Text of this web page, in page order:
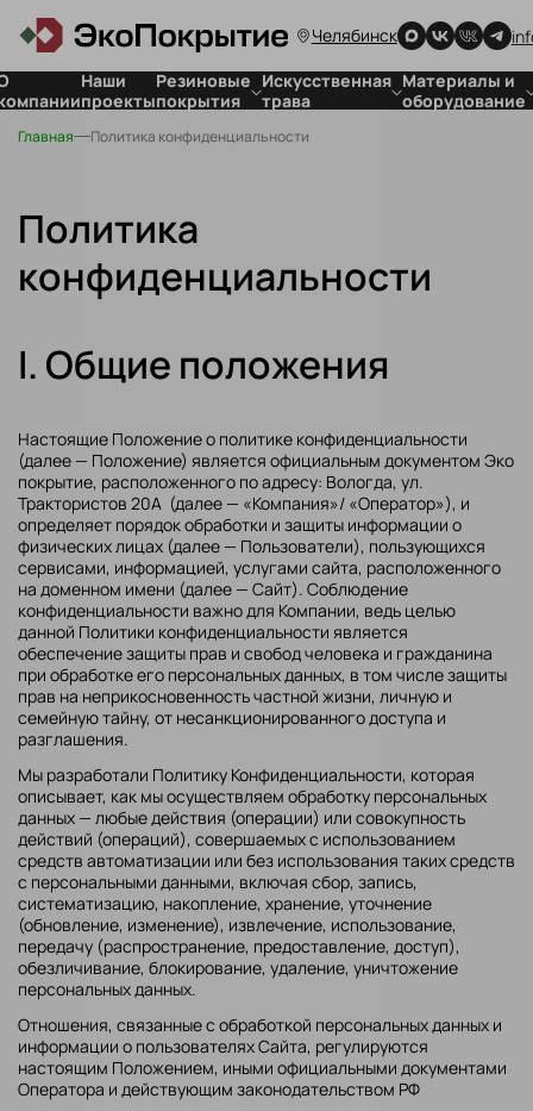
Челябинск
Наши
проекты
Резиновые
покрытия
Покрытия
спортивных
Покрытия
Резиновая
плитка
Искусственная
трава
Для стадионов
Материалы и
оборудование
Главная Политика конфиденциальности
Политика
конфиденциальности
I. Общие положения
Настоящие Положение о политике конфиденциальности
(далее — Положение) является официальным документом Эко
покрытие, расположенного по адресу: Вологда, ул.
Трактористов 20А (далее — «Компания»/ «Оператор»), и
определяет порядок обработки и защиты информации о
физических лицах (далее — Пользователи), пользующихся
сервисами, информацией, услугами сайта, расположенного
на доменном имени (далее — Сайт). Соблюдение
конфиденциальности важно для Компании, ведь целью
данной Политики конфиденциальности является
обеспечение защиты прав и свобод человека и гражданина
при обработке его персональных данных, в том числе защиты
прав на неприкосновенность частной жизни, личную и
семейную тайну, от несанкционированного доступа и
разглашения.
Мы разработали Политику Конфиденциальности, которая
описывает, как мы осуществляем обработку персональных
данных — любые действия (операции) или совокупность
действий (операций), совершаемых с использованием
средств автоматизации или без использования таких средств
с персональными данными, включая сбор, запись,
систематизацию, накопление, хранение, уточнение
(обновление, изменение), извлечение, использование,
передачу (распространение, предоставление, доступ),
обезличивание, блокирование, удаление, уничтожение
персональных данных.
Отношения, связанные с обработкой персональных данных и
информации о пользователях Сайта, регулируются
настоящим Положением, иными официальными документами
Оператора и действующим законодательством РФ